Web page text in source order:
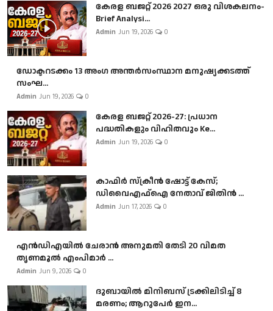
കേരള ബജറ്റ് 2026 2027 ഒരു വിശകലനം-
Brief Analysi...
Admin Jun 19, 2026 0
ഡോക്ടറടക്കം 13 അംഗ അന്തർസംസ്ഥാന മനുഷ്യക്കടത്ത്
സംഘ...
Admin Jun 19, 2026 0
കേരള ബജറ്റ് 2026-27: പ്രധാന
പദ്ധതികളും വിഹിതവും Ke...
Admin Jun 19, 2026 0
കാഫിർ സ്‌ക്രീൻ ഷോട്ട് കേസ്;
ഡിവൈഎഫ്ഐ നേതാവ് ജിതിൻ ...
Admin Jun 17, 2026 0
എൻഡിഎയിൽ ചേരാൻ അനുമതി തേടി 20 വിമത
തൃണമൂൽ എംപിമാർ ...
Admin Jun 9, 2026 0
ദുബായിൽ മിനിബസ്​ ട്രക്കിലിടിച്ച് 8
മരണം; ആറുപേർ ഇന...